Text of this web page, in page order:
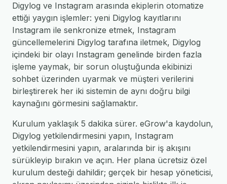
Digylog ve Instagram arasında ekiplerin otomatize
ettiği yaygın işlemler: yeni Digylog kayıtlarını
Instagram ile senkronize etmek, Instagram
güncellemelerini Digylog tarafına iletmek, Digylog
içindeki bir olayı Instagram genelinde birden fazla
işleme yaymak, bir sorun oluştuğunda ekibinizi
sohbet üzerinden uyarmak ve müşteri verilerini
birleştirerek her iki sistemin de aynı doğru bilgi
kaynağını görmesini sağlamaktır.
Kurulum yaklaşık 5 dakika sürer. eGrow'a kaydolun,
Digylog yetkilendirmesini yapın, Instagram
yetkilendirmesini yapın, aralarında bir iş akışını
sürükleyip bırakın ve açın. Her plana ücretsiz özel
kurulum desteği dahildir; gerçek bir hesap yöneticisi,